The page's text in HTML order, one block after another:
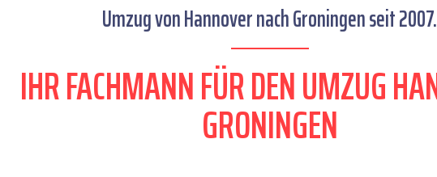
Umzug von Hannover nach Groningen seit 2007.
IHR FACHMANN FÜR DEN UMZUG
GRONINGEN